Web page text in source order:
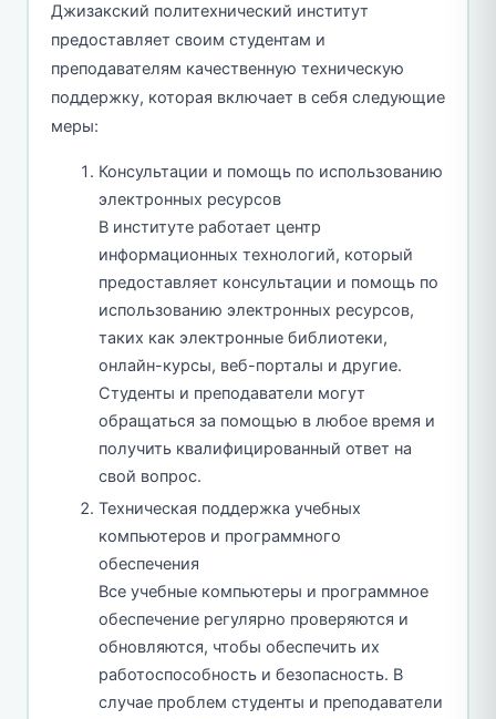
Джизакский политехнический институт
предоставляет своим студентам и
преподавателям качественную техническую
поддержку, которая включает в себя следующие
меры:
Консультации и помощь по использованию
электронных ресурсов
В институте работает центр
информационных технологий, который
предоставляет консультации и помощь по
использованию электронных ресурсов,
таких как электронные библиотеки,
онлайн-курсы, веб-порталы и другие.
Студенты и преподаватели могут
обращаться за помощью в любое время и
получить квалифицированный ответ на
свой вопрос.
Техническая поддержка учебных
компьютеров и программного
обеспечения
Все учебные компьютеры и программное
обеспечение регулярно проверяются и
обновляются, чтобы обеспечить их
работоспособность и безопасность. В
случае проблем студенты и преподаватели